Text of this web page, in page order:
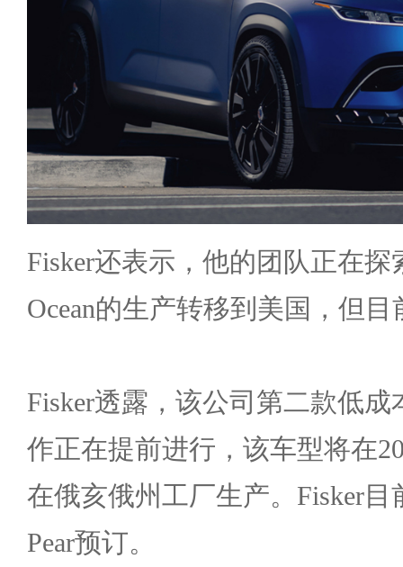
Fisker还表示，他的团队正在探
Ocean的生产转移到美国，但
Fisker透露，该公司第二款低成
作正在提前进行，该车型将在
在俄亥俄州工厂生产。Fisker目
Pear预订。